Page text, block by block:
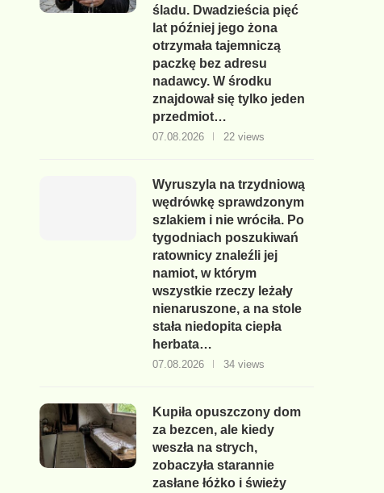
śladu. Dwadzieścia pięć
lat później jego żona
otrzymała tajemniczą
paczkę bez adresu
nadawcy. W środku
znajdował się tylko jeden
przedmiot…
07.08.2026 22 views
Wyruszyla na trzydniową
wędrówkę sprawdzonym
szlakiem i nie wróciła. Po
tygodniach poszukiwań
ratownicy znaleźli jej
namiot, w którym
wszystkie rzeczy leżały
nienaruszone, a na stole
stała niedopita ciepła
herbata…
07.08.2026 34 views
Kupiła opuszczony dom
za bezcen, ale kiedy
weszła na strych,
zobaczyła starannie
zasłane łóżko i świeży